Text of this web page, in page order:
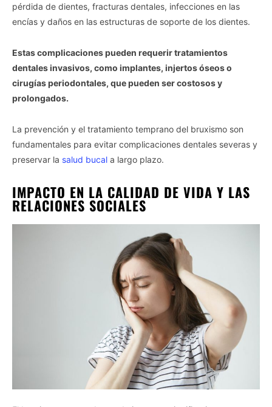
pérdida de dientes, fracturas dentales, infecciones en las
encías y daños en las estructuras de soporte de los dientes.
Estas complicaciones pueden requerir tratamientos
dentales invasivos, como implantes, injertos óseos o
cirugías periodontales, que pueden ser costosos y
prolongados.
La prevención y el tratamiento temprano del bruxismo son
fundamentales para evitar complicaciones dentales severas y
preservar la salud bucal a largo plazo.
IMPACTO EN LA CALIDAD DE VIDA Y LAS
RELACIONES SOCIALES